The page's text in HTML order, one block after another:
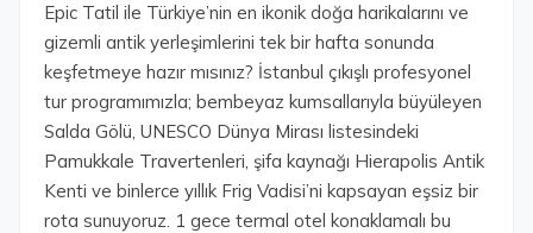
Epic Tatil ile Türkiye’nin en ikonik doğa harikalarını ve
gizemli antik yerleşimlerini tek bir hafta sonunda
keşfetmeye hazır mısınız? İstanbul çıkışlı profesyonel
tur programımızla; bembeyaz kumsallarıyla büyüleyen
Salda Gölü, UNESCO Dünya Mirası listesindeki
Pamukkale Travertenleri, şifa kaynağı Hierapolis Antik
Kenti ve binlerce yıllık Frig Vadisi’ni kapsayan eşsiz bir
rota sunuyoruz. 1 gece termal otel konaklamalı bu